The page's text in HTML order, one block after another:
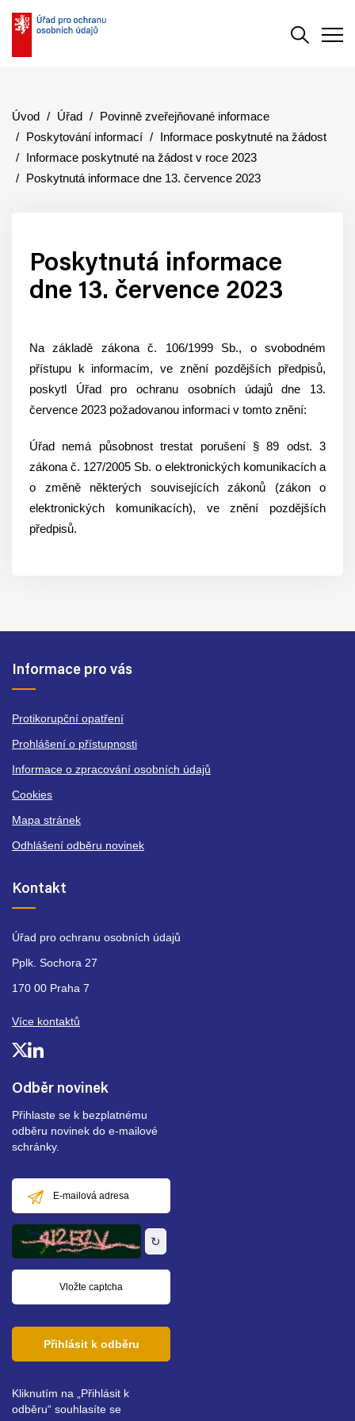
Úvod Úřad
Povinně zveřejňované informace
Poskytování informací
Informace poskytnuté na žádost
Informace poskytnuté na žádost v roce 2023
Poskytnutá informace dne 13. července 2023
Poskytnutá informace
dne 13. července 2023
Na základě zákona č. 106/1999 Sb., o svobodném
přístupu k informacím, ve znění pozdějších předpisů,
poskytl Úřad pro ochranu osobních údajů dne 13.
července 2023 požadovanou informaci v tomto znění:
Úřad nemá působnost trestat porušení § 89 odst. 3
zákona č. 127/2005 Sb. o elektronických komunikacích a
o změně některých souvisejících zákonů (zákon o
elektronických komunikacích), ve znění pozdějších
předpisů.
Odběr novinek
Přihlaste se k bezplatnému
odběru novinek do e-mailové
schránky.
mailová
adresa
↻
Přihlásit k odběru
Kliknutím na „Přihlásit k
odběru“ souhlasíte se
Informace pro vás
Protikorupční opatření
Prohlášení o přístupnosti
Informace o zpracování osobních údajů
Cookies
Mapa stránek
Odhlášení odběru novinek
Kontakt
Úřad pro ochranu osobních údajů
Pplk. Sochora 27
170 00 Praha 7
Více kontaktů